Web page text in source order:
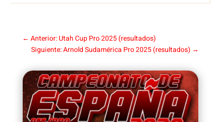
← Anterior: Utah Cup Pro 2025 (resultados)
Siguiente: Arnold Sudamérica Pro 2025 (resultados) →